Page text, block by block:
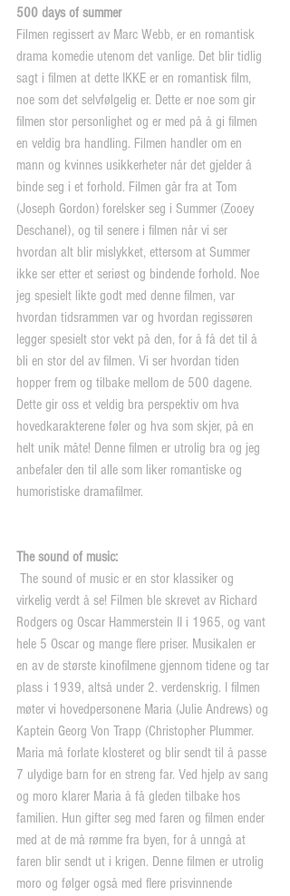
500 days of summer
Filmen regissert av Marc Webb, er en romantisk
drama komedie utenom det vanlige. Det blir tidlig
sagt i filmen at dette IKKE er en romantisk film,
noe som det selvfølgelig er. Dette er noe som gir
filmen stor personlighet og er med på å gi filmen
en veldig bra handling. Filmen handler om en
mann og kvinnes usikkerheter når det gjelder å
binde seg i et forhold. Filmen går fra at Tom
(Joseph Gordon) forelsker seg i Summer (Zooey
Deschanel), og til senere i filmen når vi ser
hvordan alt blir mislykket, ettersom at Summer
ikke ser etter et seriøst og bindende forhold. Noe
jeg spesielt likte godt med denne filmen, var
hvordan tidsrammen var og hvordan regissøren
legger spesielt stor vekt på den, for å få det til å
bli en stor del av filmen. Vi ser hvordan tiden
hopper frem og tilbake mellom de 500 dagene.
Dette gir oss et veldig bra perspektiv om hva
hovedkarakterene føler og hva som skjer, på en
helt unik måte! Denne filmen er utrolig bra og jeg
anbefaler den til alle som liker romantiske og
humoristiske dramafilmer.
The sound of music:
virkelig verdt å se! Filmen ble skrevet av Richard
Rodgers og Oscar Hammerstein II i 1965, og vant
hele 5 Oscar og mange flere priser. Musikalen er
en av de største kinofilmene gjennom tidene og tar
plass i 1939, altså under 2. verdenskrig. I filmen
møter vi hovedpersonene Maria (Julie Andrews) og
Kaptein Georg Von Trapp (Christopher Plummer.
Maria må forlate klosteret og blir sendt til å passe
7 ulydige barn for en streng far. Ved hjelp av sang
og moro klarer Maria å få gleden tilbake hos
familien. Hun gifter seg med faren og filmen ender
med at de må rømme fra byen, for å unngå at
faren blir sendt ut i krigen. Denne filmen er utrolig
moro og følger også med flere prisvinnende